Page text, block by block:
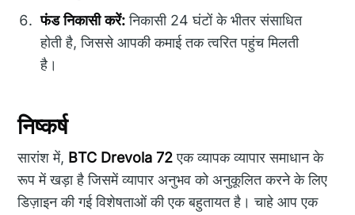
फंड निकासी करें:निकासी 24 घंटों के भीतर संसाधित
होती है, जिससे आपकी कमाई तक त्वरित पहुंच मिलती
है।
निष्कर्ष
सारांश में, BTC Drevola 72एक व्यापक व्यापार समाधान के
रूप में खड़ा है जिसमें व्यापार अनुभव को अनुकूलित करने के लिए
डिज़ाइन की गई विशेषताओं की एक बहुतायत है। चाहे आप एक